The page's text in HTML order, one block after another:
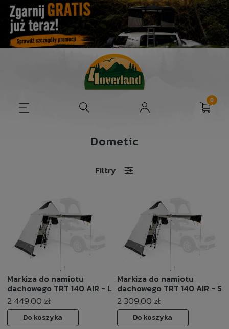
Dometic
Filtry
Markiza do namiotu
dachowego TRT 140 AIR - L
2 449,00 zł
Do koszyka
Markiza do namiotu
dachowego TRT 140 AIR - S
2 309,00 zł
Do koszyka